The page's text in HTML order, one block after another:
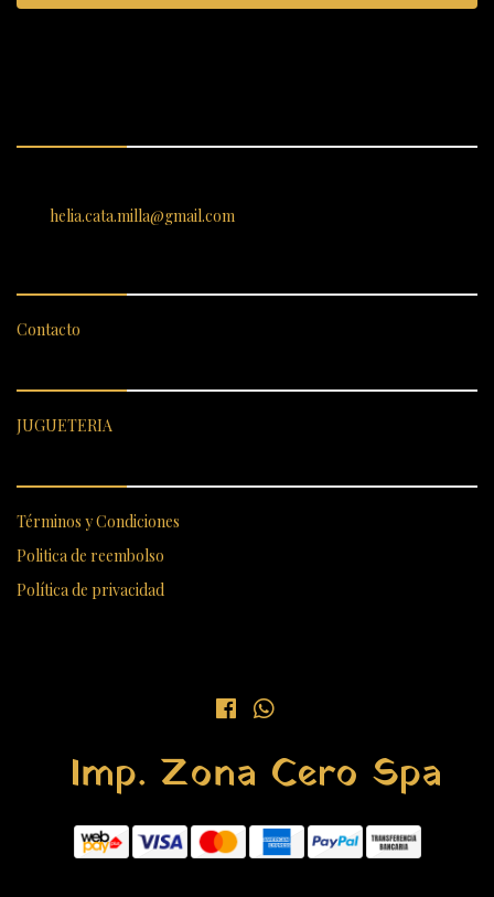
helia.cata.milla@gmail.com
Contacto
JUGUETERIA
Términos y Condiciones
Politica de reembolso
Política de privacidad
Imp. Zona Cero Spa